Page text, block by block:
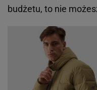
budżetu, to nie